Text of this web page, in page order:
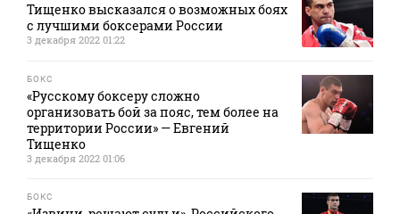
Тищенко высказался о возможных боях
с лучшими боксерами России
3 декабря 2022 01:22
БОКС
«Русскому боксеру сложно
организовать бой за пояс, тем более на
территории России» — Евгений
Тищенко
3 декабря 2022 01:06
БОКС